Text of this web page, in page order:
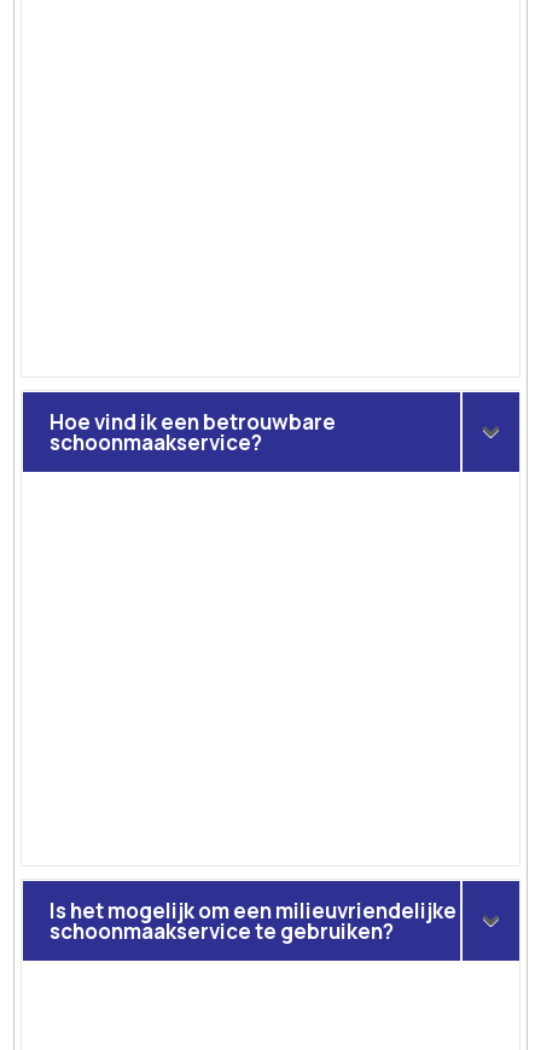
Hoe vind ik een betrouwbare
schoonmaakservice?
Is het mogelijk om een milieuvriendelijke
schoonmaakservice te gebruiken?